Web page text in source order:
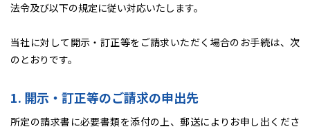
法令及び以下の規定に従い対応いたします。
当社に対して開示・訂正等をご請求いただく場合のお手続は、次
のとおりです。
1. 開示・訂正等のご請求の申出先
所定の請求書に必要書類を添付の上、郵送によりお申し出くださ